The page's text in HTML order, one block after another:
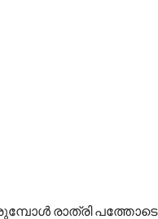
രാത്രി പത്തോടെ